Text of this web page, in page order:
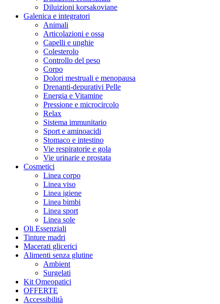
Diluizioni korsakoviane
Galenica e integratori
Animali
Articolazioni e ossa
Capelli e unghie
Colesterolo
Controllo del peso
Corpo
Dolori mestruali e menopausa
Drenanti-depurativi Pelle
Energia e Vitamine
Pressione e microcircolo
Relax
Sistema immunitario
Sport e aminoacidi
Stomaco e intestino
Vie respiratorie e gola
Vie urinarie e prostata
Cosmetici
Linea corpo
Linea viso
Linea igiene
Linea bimbi
Linea sport
Linea sole
Oli Essenziali
Tinture madri
Macerati glicerici
Alimenti senza glutine
Ambient
Surgelati
Kit Omeopatici
OFFERTE
Accessibilità